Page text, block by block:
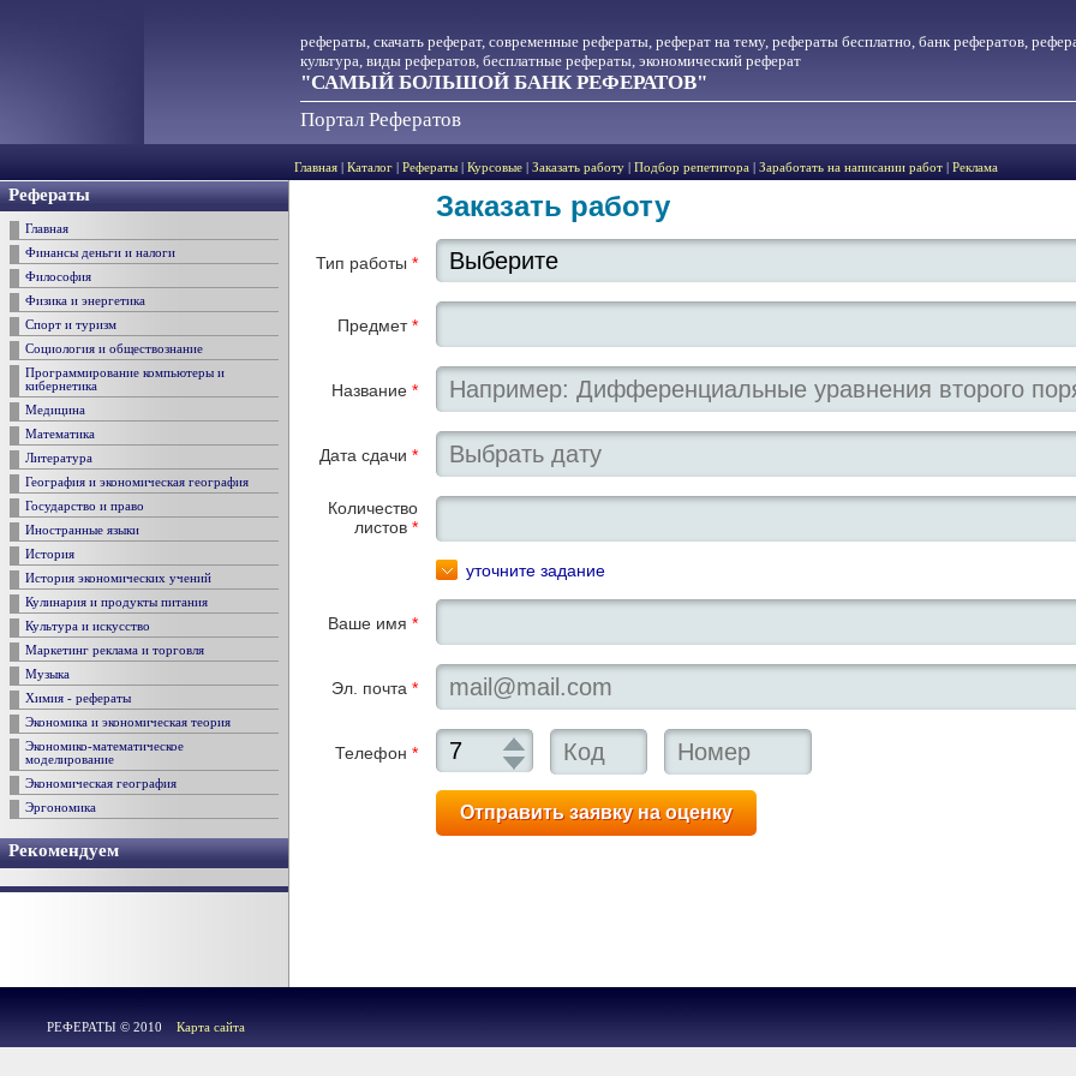
рефераты, скачать реферат, современные рефераты, реферат на тему, рефераты бесплатно, банк рефератов,
культура, виды рефератов, бесплатные рефераты, экономический реферат
"САМЫЙ БОЛЬШОЙ БАНК РЕФЕРАТОВ"
Портал Рефератов
Главная Каталог Рефераты Курсовые Заказать работу Подбор репетитора Заработать на написании работ Реклама
Рефераты
Главная
Финансы деньги и налоги
Философия
Физика и энергетика
Спорт и туризм
Социология и обществознание
Программирование компьютеры и
кибернетика
Медицина
Математика
Литература
География и экономическая география
Государство и право
Иностранные языки
История
История экономических учений
Кулинария и продукты питания
Культура и искусство
Маркетинг реклама и торговля
Музыка
Химия - рефераты
Экономика и экономическая теория
Экономико-математическое
моделирование
Экономическая география
Эргономика
Рекомендуем
Заказать работу
Тип работы *
Предмет*
Название *
Дата сдачи *
Количество
листов *
уточните задание
Ваше имя *
Эл. почта *
Телефон *
РЕФЕРАТЫ © 2010 Карта сайта